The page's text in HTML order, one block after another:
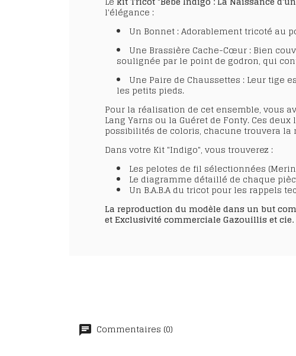
l'élégance :
Un Bonnet : Adorablement tricoté au
Une Brassière Cache-Cœur : Bien
soulignée par le point de godron, qui
Une Paire de Chaussettes : Leur
les petits pieds.
Pour la réalisation de cet ensemble, vous
Lang Yarns ou la Guéret de Fonty. Ces
possibilités de coloris, chacune trouvera
Dans votre Kit "Indigo", vous trouverez :
Les pelotes de fil sélectionnées
Le diagramme détaillé de chaque
Un B.A.B.A du tricot pour les rappels
La reproduction du modèle dans un but
et Exclusivité commerciale Gazouillis et cie.
Commentaires (0)